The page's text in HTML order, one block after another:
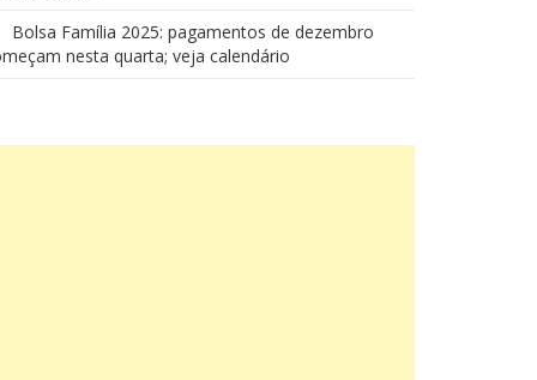
Bolsa Família 2025: pagamentos de dezembro
nesta quarta; veja calendário